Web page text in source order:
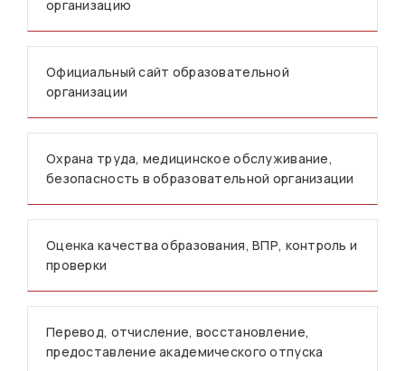
организацию
Официальный сайт образовательной
организации
Охрана труда, медицинское обслуживание,
безопасность в образовательной организации
Оценка качества образования, ВПР, контроль и
проверки
Перевод, отчисление, восстановление,
предоставление академического отпуска